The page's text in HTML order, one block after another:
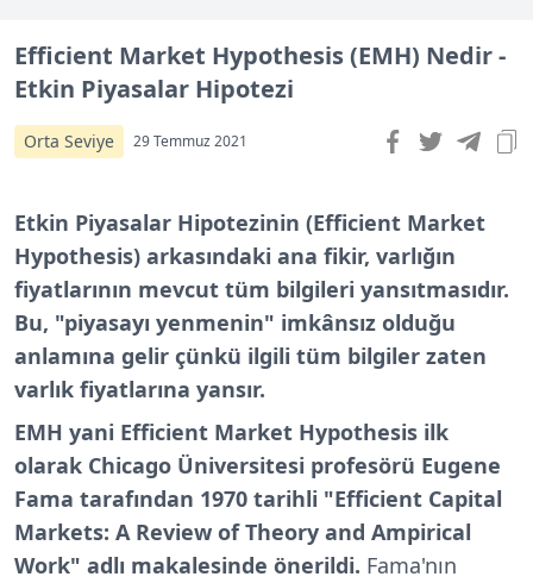
Efficient Market Hypothesis (EMH) Nedir -
Etkin Piyasalar Hipotezi
Orta Seviye 29 Temmuz 2021
Etkin Piyasalar Hipotezinin (Efficient Market
Hypothesis) arkasındaki ana fikir, varlığın
fiyatlarının mevcut tüm bilgileri yansıtmasıdır.
Bu, "piyasayı yenmenin" imkânsız olduğu
anlamına gelir çünkü ilgili tüm bilgiler zaten
varlık fiyatlarına yansır.
EMH yani Efficient Market Hypothesis ilk
olarak Chicago Üniversitesi profesörü Eugene
Fama tarafından 1970 tarihli "Efficient Capital
Markets: A Review of Theory and Ampirical
Work" adlı makalesinde önerildi. Fama'nın